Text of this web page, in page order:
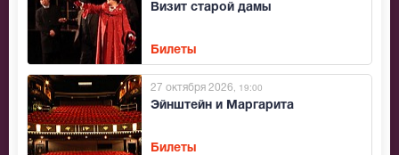
Визит старой дамы
Билеты
Эйнштейн и Маргарита
27 октября 2026 , 19:00
Билеты